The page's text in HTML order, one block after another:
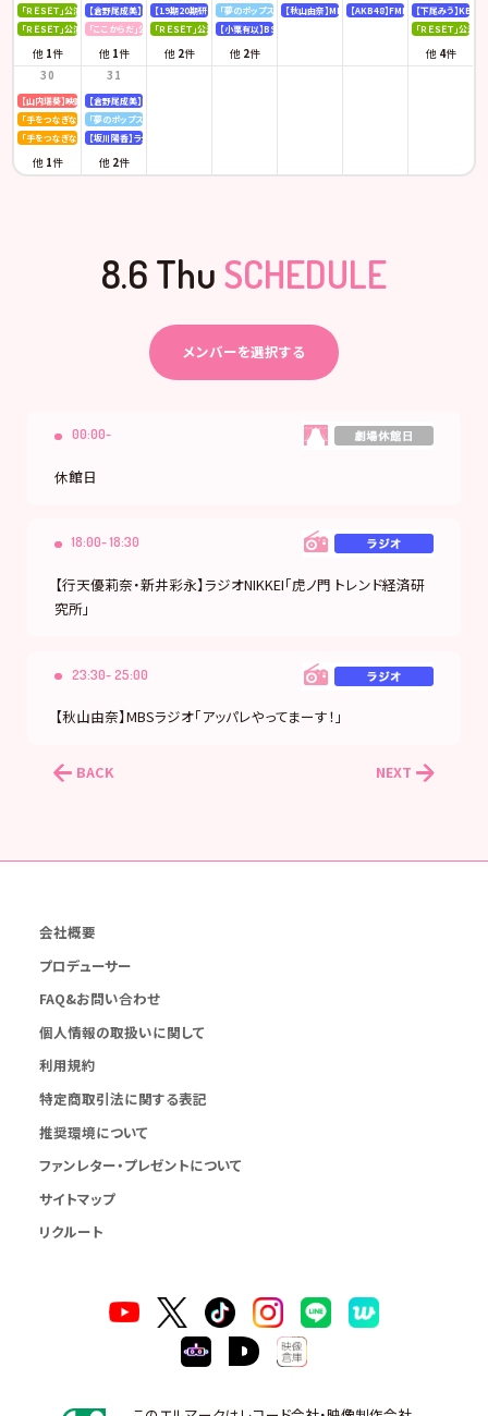
「ＲＥＳＥＴ」公演
「ＲＥＳＥＴ」公演
他 1件
【倉野尾成美】KBCラジオ「下町やぶさか診療所」
「ここからだ」公演
他 1件
【19期20期研究生】SHOWROOM「AKB48研究生パレット 〜多彩な魅力をお届け〜」
「ＲＥＳＥＴ」公演
他 2件
「夢のポップスター」公演
【小栗有以】BSテレ東「ドライな同期の溺愛癖」
他 2件
【秋山由奈】MBSラジオ「アッパレやってまーす！」
【AKB48】FMFUJI「AKB48の
【下尾みう】
「ＲＥＳＥＴ」公演
他 4件
【山内瑞葵】映画 『キオク』先行試写会
「手をつなぎながら」公演
「手をつなぎながら」公演
他 1件
30
【倉野尾成美】KBCラジオ「下町やぶさか診療所」
「夢のポップスター」公演
【坂川陽香】ラジオ日本「Happy!!福井に来とっけの～」
他 2件
31
8.6 Thu SCHEDULE
メンバーを選択する
00:00-
休館日
18:00- 18:30
【行天優莉奈・新井彩永】ラジオNIKKEI「虎ノ門 トレンド経済研
究所」
23:30- 25:00
【秋山由奈】MBSラジオ「アッパレやってまーす！」
BACK NEXT
会社概要
プロデューサー
FAQ&お問い合わせ
個人情報の取扱いに関して
利用規約
特定商取引法に関する表記
推奨環境について
ファンレター・プレゼントについて
サイトマップ
リクルート